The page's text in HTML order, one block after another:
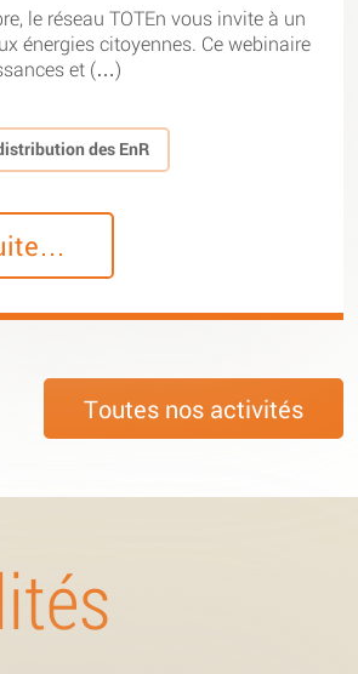
le réseau TOTEn vous invite à un
énergies citoyennes. Ce webinaire
et (…)
des EnR
Toutes nos activités